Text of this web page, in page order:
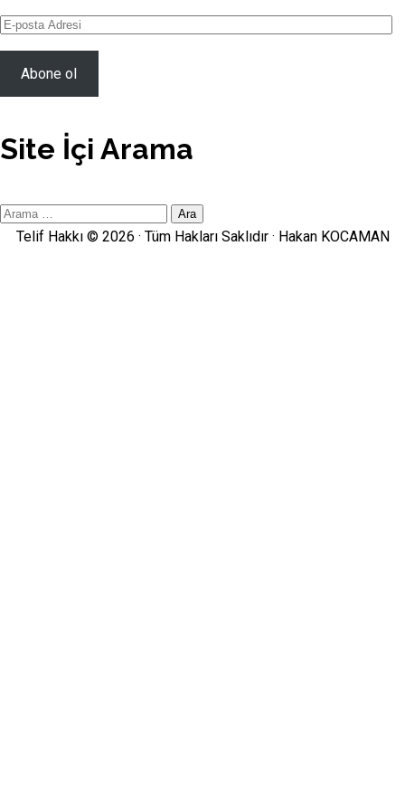
E-
posta
AdresiAbone ol
Site İçi Arama
Site
Telif Hakkı © 2026 · Tüm Hakları Saklıdır · Hakan KOCAMAN